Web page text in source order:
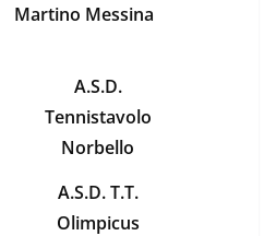
Martino Messina
A.S.D.
Tennistavolo
Norbello
A.S.D. T.T.
Olimpicus